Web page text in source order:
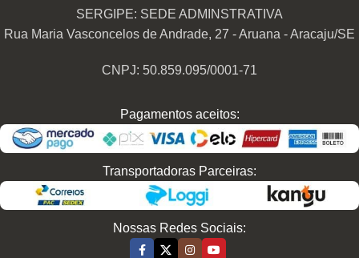
SERGIPE: SEDE ADMINSTRATIVA
Rua Maria Vasconcelos de Andrade, 27 - Aruana - Aracaju/SE
CNPJ: 50.859.095/0001-71
Pagamentos aceitos:
Transportadoras Parceiras:
Nossas Redes Sociais: